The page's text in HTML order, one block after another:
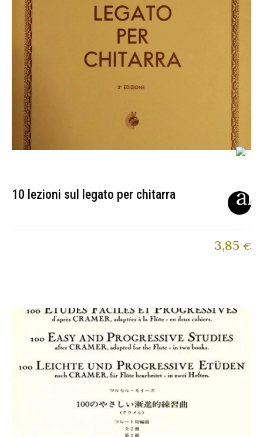
10 lezioni sul legato per chitarra
3,85 €